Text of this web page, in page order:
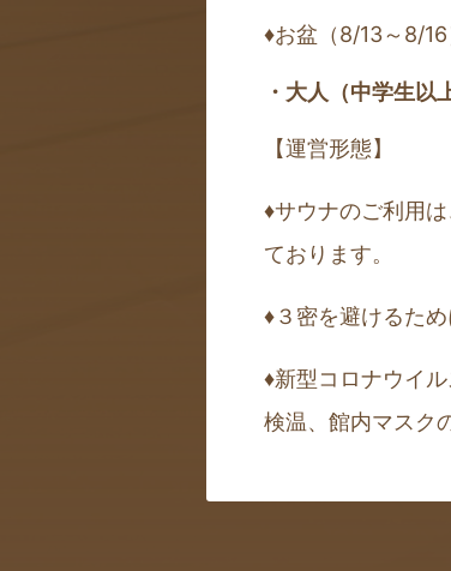
♦お盆（8/13～8/16
・大人（中学生
【運営形態】
♦サウナのご利用
ております。
♦３密を避けるため
♦新型コロナウイ
検温、館内マスク